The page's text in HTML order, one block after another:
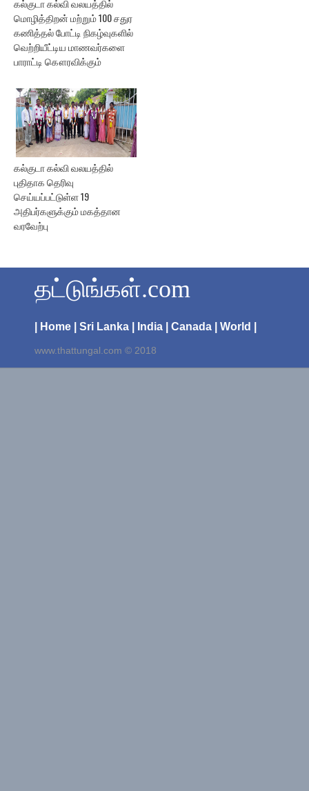
கல்குடா கல்வி வலயத்தில்
மொழித்திறன் மற்றும் 100 சதுர
கணித்தல் போட்டி நிகழ்வுகளில்
வெற்றியீட்டிய மாணவர்களை
பாராட்டி கௌரவிக்கும்
கல்குடா கல்வி வலயத்தில்
புதிதாக தெரிவு
செய்யப்பட்டுள்ள 19
அதிபர்களுக்கும் மகத்தான
வரவேற்பு
தட்டுங்கள்.com
| Home | Sri Lanka | India | Canada | World |
www.thattungal.com © 2018